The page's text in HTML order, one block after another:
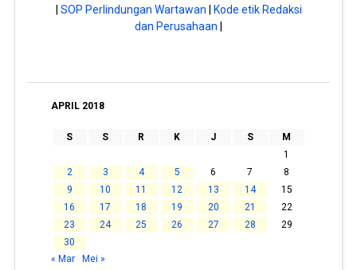
| SOP Perlindungan Wartawan | Kode etik Redaksi
dan Perusahaan |
APRIL 2018
S S R K J S
M
1
2
3 4 5 6 7
8
9
10 11 12 13 14
15
16
17 18 19 20 21
22
23
24 25 26 27 28
29
30
« Mar
Mei »